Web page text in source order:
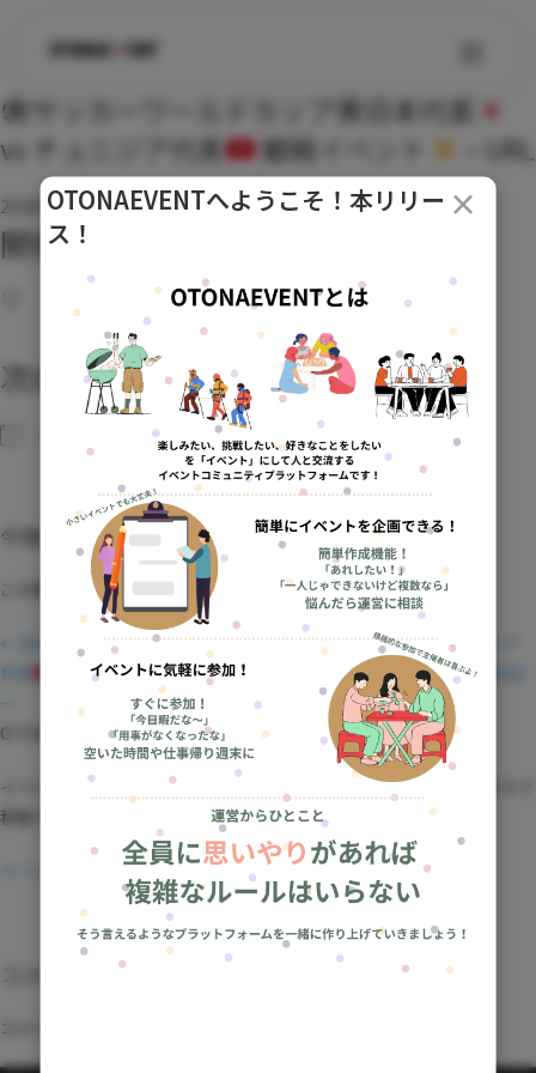
コ
テ
ン
へ
サッカーワールドカップ
日本代表
vs チュニジア代表
観戦イベント – URL
2026年5月19日更新：2026年5月19日
開催場所
次のイベント
No upcoming events
今後のイベント
この開催場所で予定されているイベントはありません。
← 前の記事： サッカーワールドカップ 日本代表
vs チュニジア
代表
観戦イベント – URL次の記事：カラオケバー neo 梅田2号店
→
OTONAEVENTをもっと楽しむ
イベント一覧・会場探し・主催者向けページなど、目的に合わせてすぐ
移動できます。
イベント一覧へ
コメントを残す
コメントを投稿するには
×
OTONAEVENTへようこそ！本リリー
ス！